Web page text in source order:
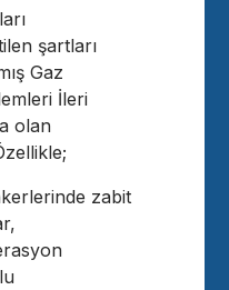
şartları
Gaz
İleri
olan
zabit